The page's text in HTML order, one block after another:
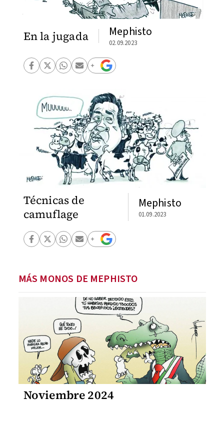
En la jugada Mephisto
02.09.2023
Técnicas de
camuflage
Mephisto
01.09.2023
MÁS MONOS DE MEPHISTO
Noviembre 2024